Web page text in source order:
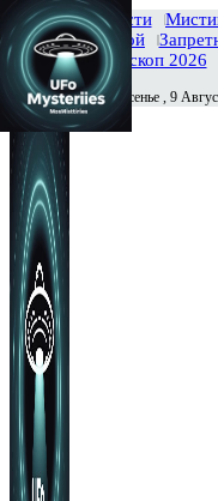
Главная Новости
Тайны вселенной
История
Гороскоп 2026
Сегодня Воскресенье , 9